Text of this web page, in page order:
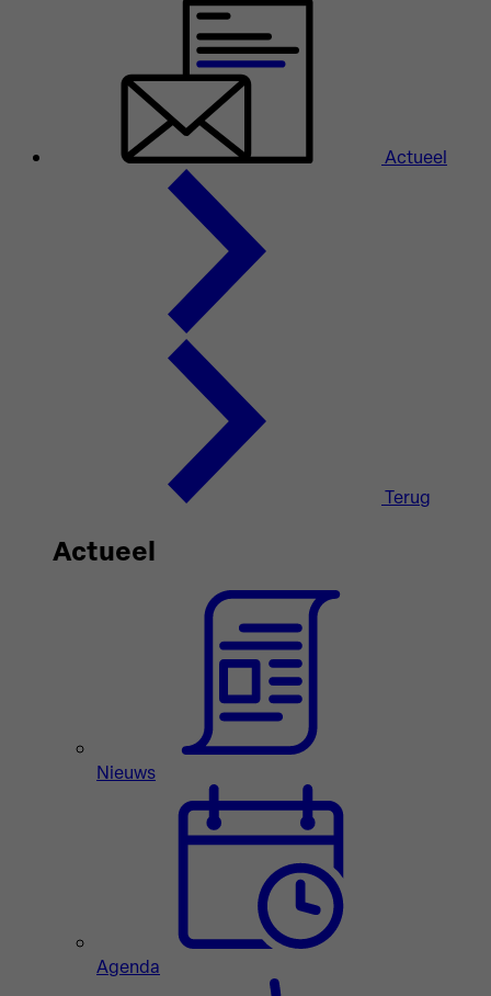
Actueel
Terug
Actueel
Nieuws
Agenda